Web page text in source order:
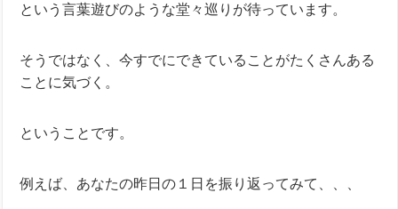
という言葉遊びのような堂々巡りが待っています。
そうではなく、今すでにできていることがたくさんある
ことに気づく。
ということです。
例えば、あなたの昨日の１日を振り返ってみて、、、